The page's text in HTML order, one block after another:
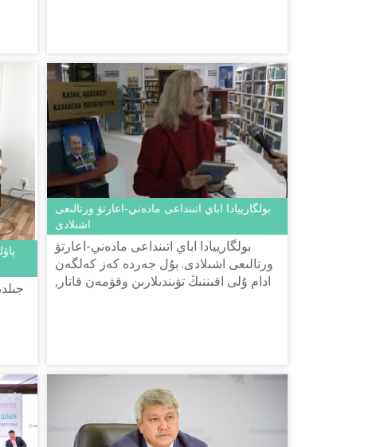
بولگارييادا اباي اتىنداعى مادەني-اعارتۋ ورتالىعى
اشىلادى
بولگارييادا اباي اتىنداعى مادەني-اعارتۋ
ورتالىعى اشىلادى. بۇل جەردە كەز كەلگەن
ادام ۇلى اقىننىڭ تۋىندىلارىن وقۋمەن قاتار,